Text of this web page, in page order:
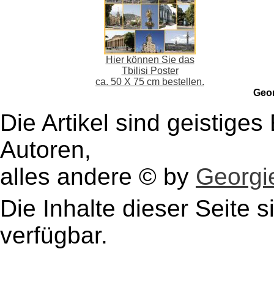
Hier können Sie das
Tbilisi Poster
ca. 50 X 75 cm bestellen.
Die Artikel sind
Autoren,
alles andere © by
Die Inhalte dieser Seite
verfügbar.